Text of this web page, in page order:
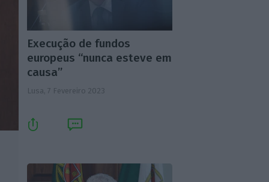
Execução de fundos
europeus “nunca esteve em
causa”
Lusa,7 Fevereiro 2023